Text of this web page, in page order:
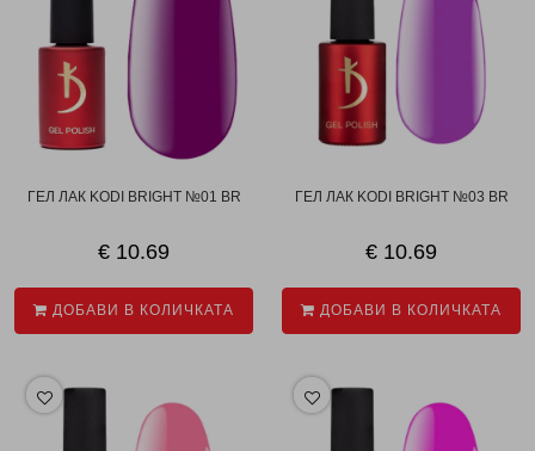
ГЕЛ ЛАК KODI BRIGHT №01 BR
€ 10.69
ДОБАВИ В КОЛИЧКАТА
ГЕЛ ЛАК KODI BRIGHT №03 BR
€ 10.69
ДОБАВИ В КОЛИЧКАТА